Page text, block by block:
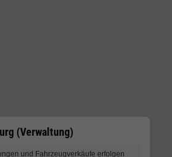
(Verwaltung)
und Fahrzeugverkäufe erfolgen